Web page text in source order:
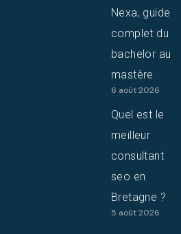
Nexa, guide
complet du
bachelor au
mastère
6 août 2026
Quel est le
meilleur
consultant
seo en
Bretagne ?
5 août 2026